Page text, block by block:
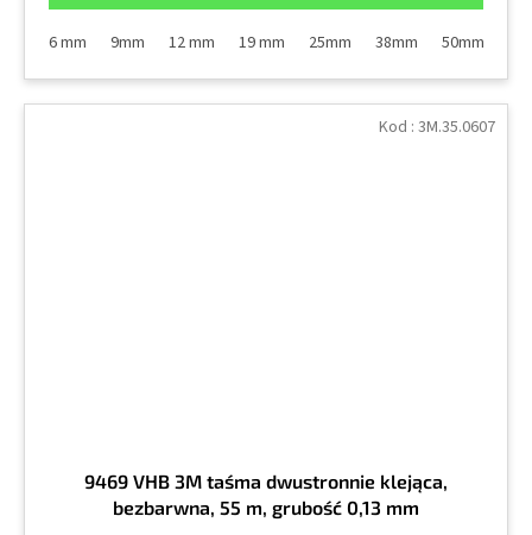
6 mm 9mm 12 mm 19 mm 25mm 38mm 50mm
9469 VHB 3M taśma dwustronnie klejąca,
bezbarwna, 55 m, grubość 0,13 mm
Kod : 3M.35.0607